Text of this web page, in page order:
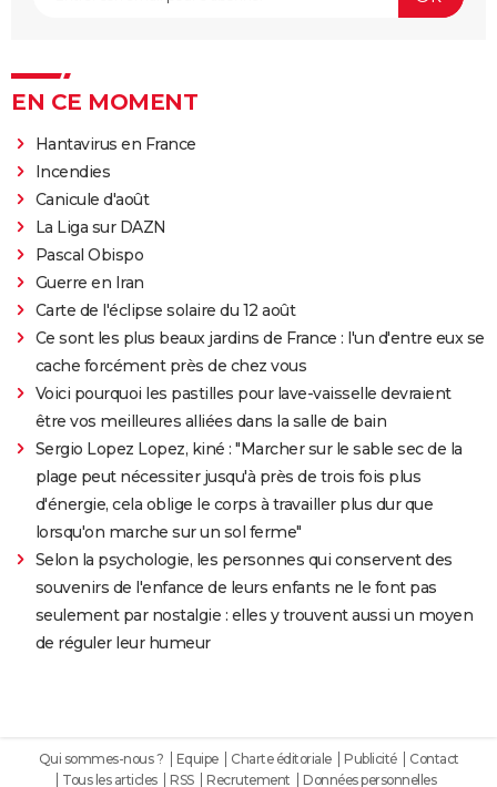
EN CE MOMENT
Hantavirus en France
Incendies
Canicule d'août
La Liga sur DAZN
Pascal Obispo
Guerre en Iran
Carte de l'éclipse solaire du 12 août
Ce sont les plus beaux jardins de France : l'un d'entre eux se
cache forcément près de chez vous
Voici pourquoi les pastilles pour lave-vaisselle devraient
être vos meilleures alliées dans la salle de bain
Sergio Lopez Lopez, kiné : "Marcher sur le sable sec de la
plage peut nécessiter jusqu'à près de trois fois plus
d'énergie, cela oblige le corps à travailler plus dur que
lorsqu'on marche sur un sol ferme"
Selon la psychologie, les personnes qui conservent des
souvenirs de l'enfance de leurs enfants ne le font pas
seulement par nostalgie : elles y trouvent aussi un moyen
de réguler leur humeur
Qui sommes-nous ? Equipe Charte éditoriale Publicité
Contact
Tous les articles
RSS Recrutement Données personnelles